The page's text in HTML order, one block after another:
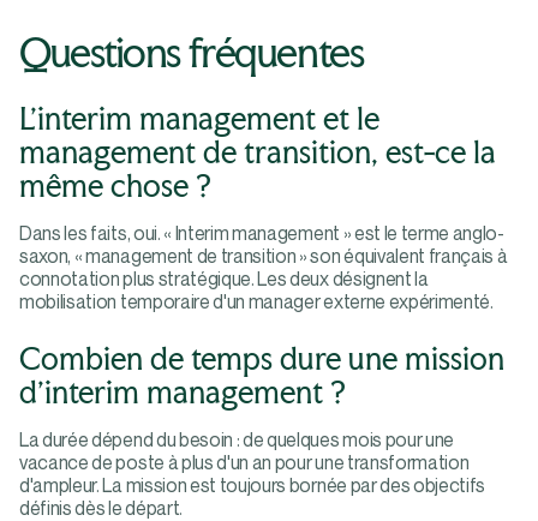
Questions fréquentes
L'interim management et le
management de transition, est-ce la
même chose ?
Dans les faits, oui. « Interim management » est le terme anglo-
saxon, « management de transition » son équivalent français à
connotation plus stratégique. Les deux désignent la
mobilisation temporaire d'un manager externe expérimenté.
Combien de temps dure une mission
d'interim management ?
La durée dépend du besoin : de quelques mois pour une
vacance de poste à plus d'un an pour une transformation
d'ampleur. La mission est toujours bornée par des objectifs
définis dès le départ.